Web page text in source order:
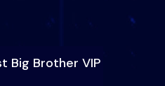
Big Brother VIP